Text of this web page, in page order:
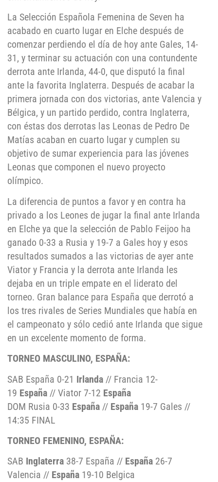
La Selección Española Femenina de Seven ha
acabado en cuarto lugar en Elche después de
comenzar perdiendo el día de hoy ante Gales, 14-
31, y terminar su actuación con una contundente
derrota ante Irlanda, 44-0, que disputó la final
ante la favorita Inglaterra. Después de acabar la
primera jornada con dos victorias, ante Valencia y
Bélgica, y un partido perdido, contra Inglaterra,
con éstas dos derrotas las Leonas de Pedro De
Matías acaban en cuarto lugar y cumplen su
objetivo de sumar experiencia para las jóvenes
Leonas que componen el nuevo proyecto
olímpico.
La diferencia de puntos a favor y en contra ha
privado a los Leones de jugar la final ante Irlanda
en Elche ya que la selección de Pablo Feijoo ha
ganado 0-33 a Rusia y 19-7 a Gales hoy y esos
resultados sumados a las victorias de ayer ante
Viator y Francia y la derrota ante Irlanda les
dejaba en un triple empate en el liderato del
torneo. Gran balance para España que derrotó a
los tres rivales de Series Mundiales que había en
el campeonato y sólo cedió ante Irlanda que sigue
en un excelente momento de forma.
TORNEO MASCULINO, ESPAÑA:
SAB España 0-21 Irlanda // Francia 12-
19 España // Viator 7-12 España
DOM Rusia 0-33 España // España 19-7 Gales //
14:35 FINAL
TORNEO FEMENINO, ESPAÑA:
SAB Inglaterra 38-7 España // España 26-7
Valencia // España 19-10 Belgica